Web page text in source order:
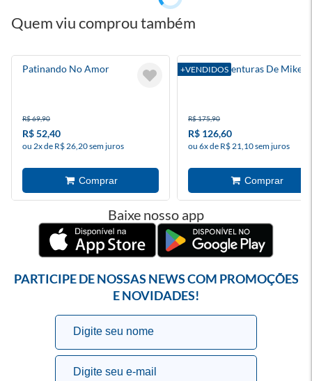
Quem viu comprou também
Patinando No Amor
R$ 69,90
R$ 52,40
ou 2x de R$ 26,20 sem juros
+VENDIDOS
Box As Aventuras De Mike
R$ 175,90
R$ 126,60
ou 6x de R$ 21,10 sem juros
Baixe nosso app
PARTICIPE DE NOSSAS NEWS COM PROMOÇÕES
E NOVIDADES!